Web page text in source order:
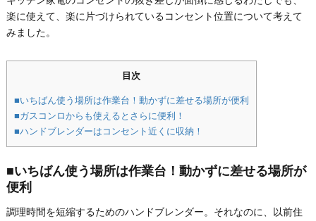
楽に使えて、楽に片づけられているコンセント位置について考えて
みました。
目次
■いちばん使う場所は作業台！動かずに差せる場所が便利
■ガスコンロからも使えるとさらに便利！
■ハンドブレンダーはコンセント近くに収納！
■いちばん使う場所は作業台！動かずに差せる場所が
便利
調理時間を短縮するためのハンドブレンダー。それなのに、以前住